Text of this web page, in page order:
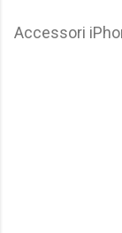
Accessori